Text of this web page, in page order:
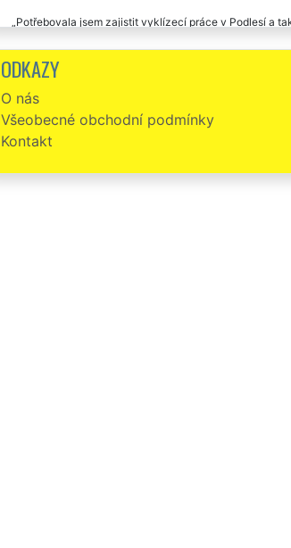
Potřebovala jsem zajistit vyklízecí práce v Podlesí a
Vyklízecí práce v Podlesí, není co vytknout, palec
ODKAZY
O nás
Všeobecné obchodní podmínky
Kontakt